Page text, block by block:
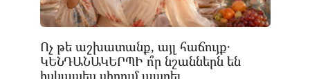
Ոչ թե աշխատանք, այլ հաճույք․
ԿԵՆԴԱՆԱԿԵՐՊԻ ո՞ր նշաններն են
իսկապես սիրում ապրել